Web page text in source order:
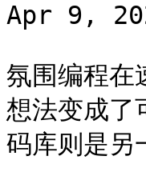
Apr 9,
氛围编程在
想法变成了
码库则是